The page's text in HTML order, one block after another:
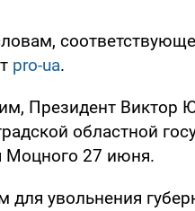
pro-ua.
Президент Виктор
областной
Моцного 27 июня.
для увольнения